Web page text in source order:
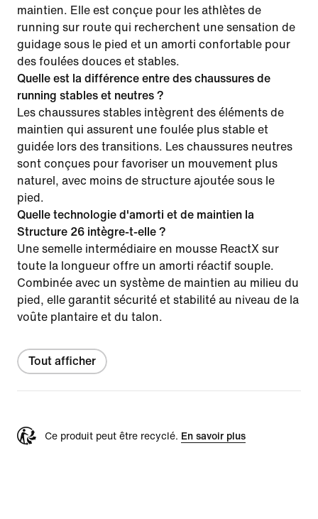
maintien. Elle est conçue pour les athlètes de
running sur route qui recherchent une sensation de
guidage sous le pied et un amorti confortable pour
des foulées douces et stables.
Quelle est la différence entre des chaussures de
running stables et neutres ?
Les chaussures stables intègrent des éléments de
maintien qui assurent une foulée plus stable et
guidée lors des transitions. Les chaussures neutres
sont conçues pour favoriser un mouvement plus
naturel, avec moins de structure ajoutée sous le
pied.
Quelle technologie d'amorti et de maintien la
Structure 26 intègre-t-elle ?
Une semelle intermédiaire en mousse ReactX sur
toute la longueur offre un amorti réactif souple.
Combinée avec un système de maintien au milieu du
pied, elle garantit sécurité et stabilité au niveau de la
voûte plantaire et du talon.
Tout afficher
Ce produit peut être recyclé. En savoir plus